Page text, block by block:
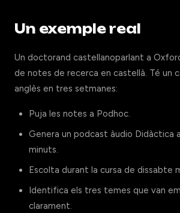
Un exemple real
Un doctorand castellanoparlant a
de notes de recerca en castellà. Té un
anglès en tres setmanes:
Puja les notes a Podhoc.
Genera un podcast àudio Didàctica
minuts.
Escolta durant la cursa de dissabte
Identifica els tres temes que van
clarament.